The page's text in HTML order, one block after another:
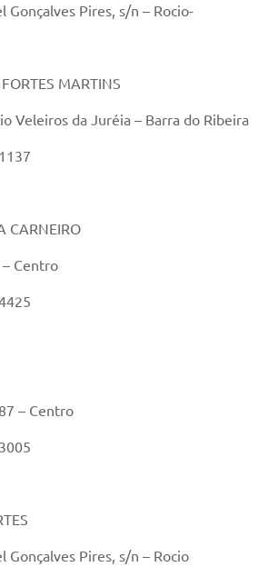
Gonçalves Pires, s/n – Rocio-
MARTINS
Veleiros da Juréia – Barra do Ribeira
CARNEIRO
– Centro
– Centro
Gonçalves Pires, s/n – Rocio